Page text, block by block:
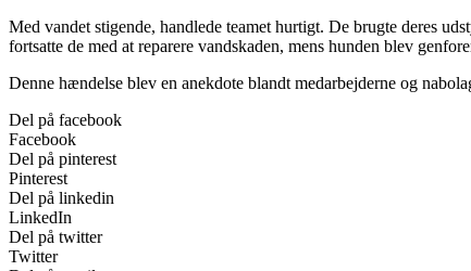
Med vandet stigende, handlede teamet hurtigt. De brugte deres
fortsatte de med at reparere vandskaden, mens hunden blev
Denne hændelse blev en anekdote blandt medarbejderne og
Del på facebook
Facebook
Del på pinterest
Pinterest
Del på linkedin
LinkedIn
Del på twitter
Twitter